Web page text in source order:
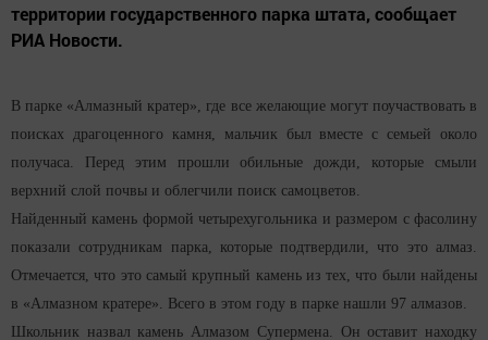
территории государственного парка штата, сообщает
РИА Новости.
В парке «Алмазный кратер», где все желающие могут поучаствовать в
поисках драгоценного камня, мальчик был вместе с семьей около
получаса. Перед этим прошли обильные дожди, которые смыли
верхний слой почвы и облегчили поиск самоцветов.
Найденный камень формой четырехугольника и размером с фасолину
показали сотрудникам парка, которые подтвердили, что это алмаз.
Отмечается, что это самый крупный камень из тех, что были найдены
в «Алмазном кратере». Всего в этом году в парке нашли 97 алмазов.
Школьник назвал камень Алмазом Супермена. Он оставит находку